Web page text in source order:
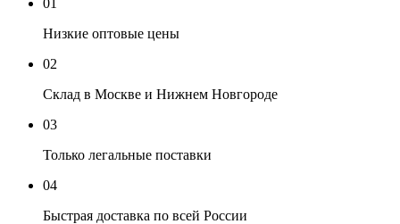
Низкие оптовые цены
02
Склад в Москве и Нижнем Новгороде
03
Только легальные поставки
04
Быстрая доставка по всей России